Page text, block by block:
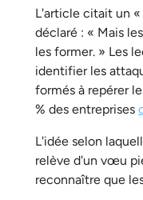
L'article citait un
déclaré : « Mais
les former. » Les
identifier les
formés à repérer
% des entreprises
L'idée selon
relève d'un vœu
reconnaître que